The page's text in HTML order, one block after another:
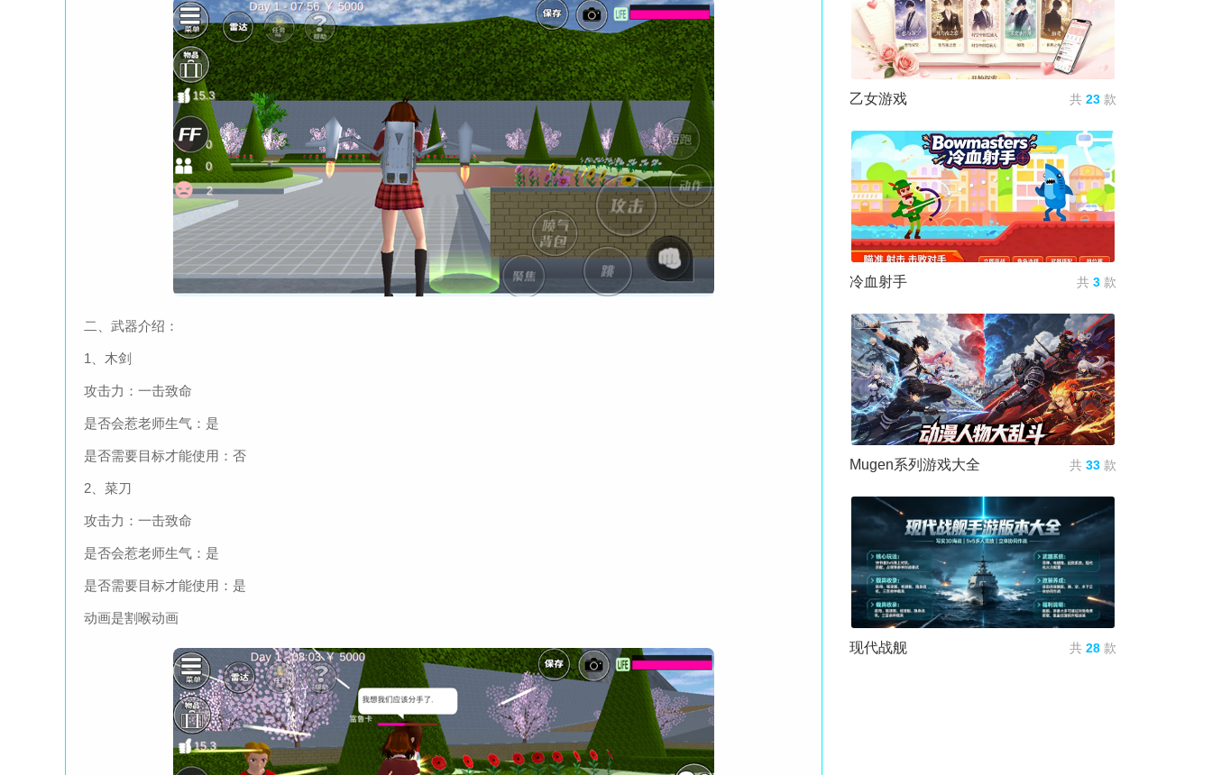
二、武器介绍：
1、木剑
攻击力：一击致命
是否会惹老师生气：是
是否需要目标才能使用：否
2、菜刀
攻击力：一击致命
是否会惹老师生气：是
是否需要目标才能使用：是
动画是割喉动画
乙女游戏 共 23 款
冷血射手 共 3 款
Mugen系列游戏大全 共 33 款
现代战舰 共 28 款